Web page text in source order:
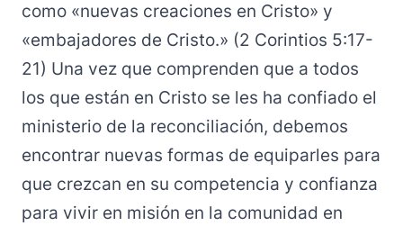
como «nuevas creaciones en Cristo» y
«embajadores de Cristo.» (2 Corintios 5:17-
21) Una vez que comprenden que a todos
los que están en Cristo se les ha confiado el
ministerio de la reconciliación, debemos
encontrar nuevas formas de equiparles para
que crezcan en su competencia y confianza
para vivir en misión en la comunidad en